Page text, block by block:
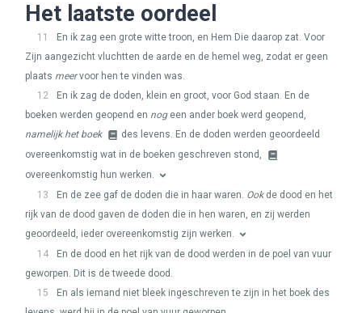
Het laatste oordeel
11
En ik zag een grote witte troon, en Hem Die daarop zat. Voor
Zijn aangezicht vluchtten de aarde en de hemel weg, zodat er geen
plaats meervoor hen te vinden was.
12
En ik zag de doden, klein en groot, voor God staan. En de
boeken werden geopend en nogeen ander boek werd geopend,
namelijk het boek
des levens. En de doden werden geoordeeld
overeenkomstig wat in de boeken geschreven stond,
overeenkomstig hun werken.
13
En de zee gaf de doden die in haar waren. Ookde dood en het
rijk van de dood gaven de doden die in hen waren, en zij werden
geoordeeld, ieder overeenkomstig zijn werken.
14
En de dood en het rijk van de dood werden in de poel van vuur
geworpen. Dit is de tweede dood.
15
En als iemand niet bleek ingeschreven te zijn in het boek des